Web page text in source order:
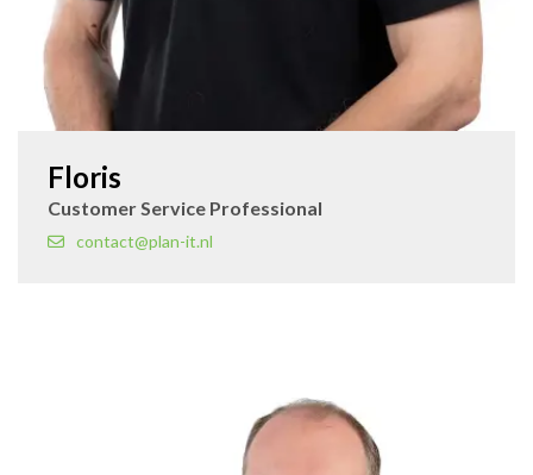
Floris
Customer Service Professional
contact@plan-it.nl